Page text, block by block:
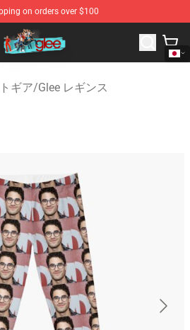
on orders over $100
Glee Merchandise Shop
ギア/Glee レギンス